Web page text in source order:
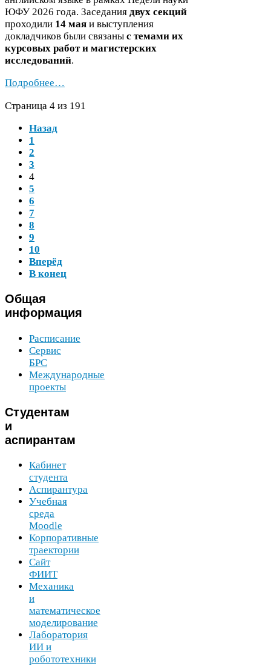
ЮФУ 2026 года. Заседания двух секций
проходили 14 мая и выступления
докладчиков были связаны с темами их
курсовых работ и магистерских
исследований.
Подробнее…
Страница 4 из 191
Назад
1
2
3
4
5
6
7
8
9
10
Вперёд
В конец
Общая
информация
Расписание
Сервис
БРС
Международные
проекты
Студентам
и
аспирантам
Кабинет
студента
Аспирантура
Учебная
среда
Moodle
Корпоративные
траектории
Сайт
ФИИТ
Механика
и
математическое
моделирование
Лаборатория
ИИ и
робототехники